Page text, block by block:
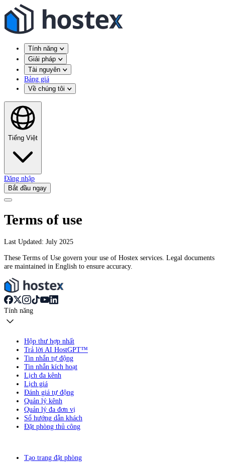
Tính năng
Giải pháp
Tài nguyên
Bảng giá
Về chúng tôi
Tiếng Việt
Đăng nhập
Bắt đầu ngay
Terms of use
Last Updated: July 2025
These Terms of Use govern your use of Hostex services. Legal documents
are maintained in English to ensure accuracy.
Tính năng
Hộp thư hợp nhất
Trả lời AI HostGPT™
Tin nhắn tự động
Tin nhắn kích hoạt
Lịch đa kênh
Lịch giá
Đánh giá tự động
Quản lý kênh
Quản lý đa đơn vị
Sổ hướng dẫn khách
Đặt phòng thủ công
Tạo trang đặt phòng